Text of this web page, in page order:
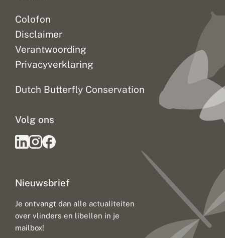
Colofon
Disclaimer
Verantwoording
Privacyverklaring
Dutch Butterfly Conservation
Nieuwsbrief
Je ontvangt dan alle actualiteiten
over vlinders en libellen in je
mailbox!
Volg ons